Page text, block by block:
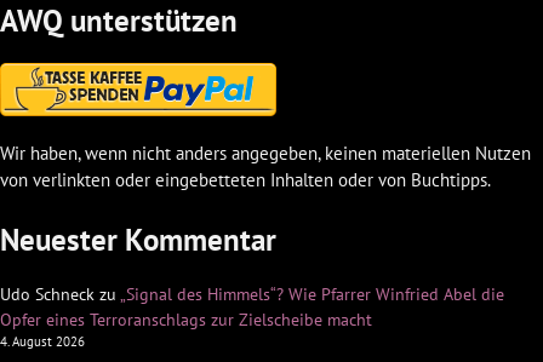
AWQ unterstützen
Wir haben, wenn nicht anders angegeben, keinen materiellen Nutzen
von verlinkten oder eingebetteten Inhalten oder von Buchtipps.
Neuester Kommentar
Udo Schneck zu „Signal des Himmels“? Wie Pfarrer Winfried Abel die
Opfer eines Terroranschlags zur Zielscheibe macht
4. August 2026